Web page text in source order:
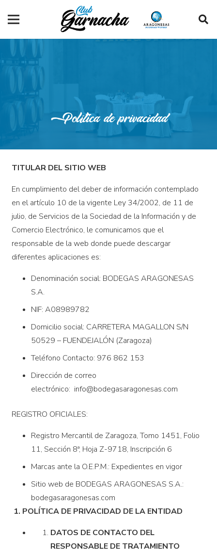
Política de privacidad
TITULAR DEL SITIO WEB
En cumplimiento del deber de información contemplado
en el artículo 10 de la vigente Ley 34/2002, de 11 de
julio, de Servicios de la Sociedad de la Información y de
Comercio Electrónico, le comunicamos que el
responsable de la web donde puede descargar
diferentes aplicaciones es:
Denominación social: BODEGAS ARAGONESAS
S.A.
NIF: A08989782
Domicilio social: CARRETERA MAGALLON S/N
50529 – FUENDEJALÓN (Zaragoza)
Teléfono Contacto: 976 862 153
Dirección de correo
electrónico: info@bodegasaragonesas.com
REGISTRO OFICIALES:
Registro Mercantil de Zaragoza, Tomo 1451, Folio
11, Sección 8ª, Hoja Z-9718, Inscripción 6
Marcas ante la O.E.P.M.: Expedientes en vigor
Sitio web de BODEGAS ARAGONESAS S.A.:
bodegasaragonesas.com
1. POLÍTICA DE PRIVACIDAD DE LA ENTIDAD
DATOS DE CONTACTO DEL
RESPONSABLE DE TRATAMIENTO